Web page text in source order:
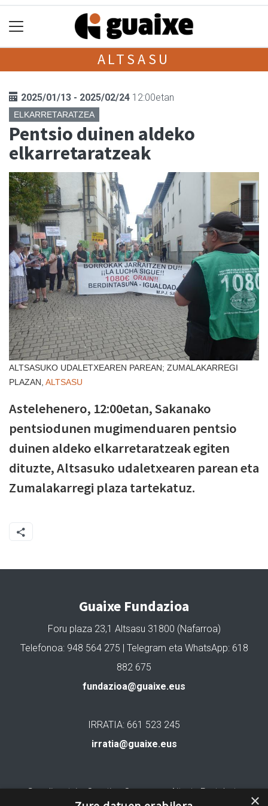
ALTSASU
2025/01/13 - 2025/02/24 12:00etan
ELKARRETARATZEA
Pentsio duinen aldeko
elkarretaratzeak
ALTSASUKO UDALETXEAREN PAREAN; ZUMALAKARREGI
PLAZAN, ALTSASU
Astelehenero, 12:00etan, Sakanako
pentsiodunen mugimenduaren pentsio
duinen aldeko elkarretaratzeak egiten
dituzte, Altsasuko udaletxearen parean eta
Zumalakarregi plaza tartekatuz.
Guaixe Fundazioa
Foru plaza 23,1 Altsasu 31800 (Nafarroa)
Telefonoa: 948 564 275 | Telegram eta WhatsApp: 618
882 675
fundazioa@guaixe.eus
IRRATIA: 661 523 245
irratia@guaixe.eus
Gure lizentzia: Creative Commons Aitortu Partekatu ×